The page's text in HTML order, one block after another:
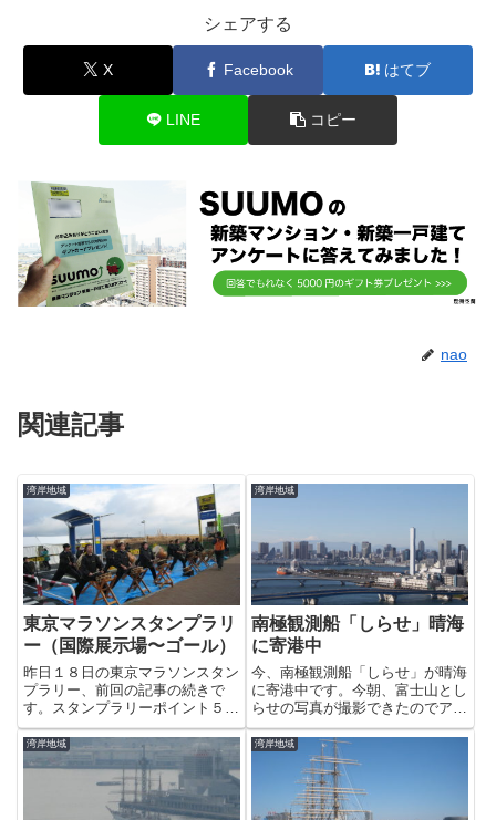
シェアする
X Facebook はてブ
LINE コピー
nao
関連記事
湾岸地域
東京マラソンスタンプラリ
ー（国際展示場〜ゴール）
昨日１８日の東京マラソンスタン
プラリー、前回の記事の続きで
す。スタンプラリーポイント５に
着きました。手前では都立江北高
校和太鼓部のみなさんが演奏中で
す。かっこいいです。いよいよ、
スタンプラリーはあと一個。とこ
ろがここでどういうわけかここで
湾岸地域
南極観測船「しらせ」晴海
に寄港中
今、南極観測船「しらせ」が晴海
に寄港中です。今朝、富士山とし
らせの写真が撮影できたのでアッ
プしておきます。11日（日曜
日）の11時15分に第54次隊南極
地域観測支援活動のため出港予定
です。結構、すごい「画」です。
湾岸地域 湾岸地域